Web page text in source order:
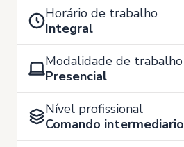
Horário de trabalho
Integral
Modalidade de trabalho
Presencial
Nível profissional
Comando intermediario